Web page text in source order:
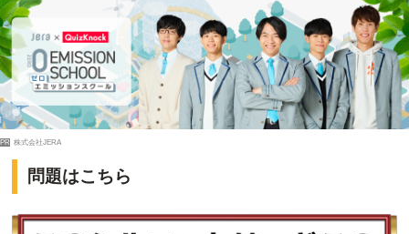
PR 株式会社JERA
問題はこちら